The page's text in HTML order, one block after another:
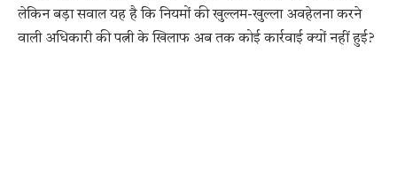
लेकिन बड़ा सवाल यह है कि नियमों की खुल्लम-खुल्ला अवहेलना करने
वाली अधिकारी की पत्नी के खिलाफ अब तक कोई कार्रवाई क्यों नहीं हुई?